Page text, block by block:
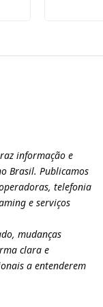
informação e
Brasil. Publicamos
telefonia
e serviços
mudanças
clara e
a entenderem